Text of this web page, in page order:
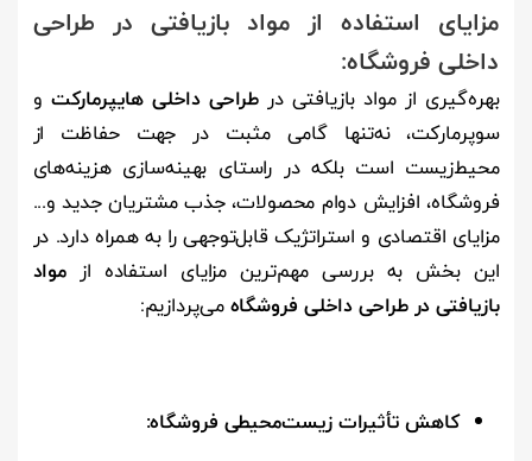
مزایای استفاده از مواد بازیافتی در طراحی
داخلی فروشگاه:
بهره‌گیری از مواد بازیافتی درطراحی داخلی هایپرمارکت و
سوپرمارکت، نه‌تنها گامی مثبت در جهت حفاظت از
محیط‌زیست است بلکه در راستای بهینه‌سازی هزینه‌های
فروشگاه، افزایش دوام محصولات، جذب مشتریان جدید و...
مزایای اقتصادی و استراتژیک قابل‌توجهی را به همراه دارد. در
این بخش به بررسی مهم‌ترین مزایای استفاده از مواد
بازیافتی در طراحی داخلی فروشگاهمی‌پردازیم:
کاهش تأثیرات زیست‌محیطی فروشگاه: